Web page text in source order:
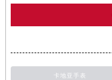
卡地亚手表